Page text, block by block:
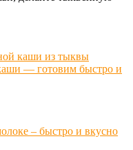
каши из тыквы
— готовим быстро и
– быстро и вкусно